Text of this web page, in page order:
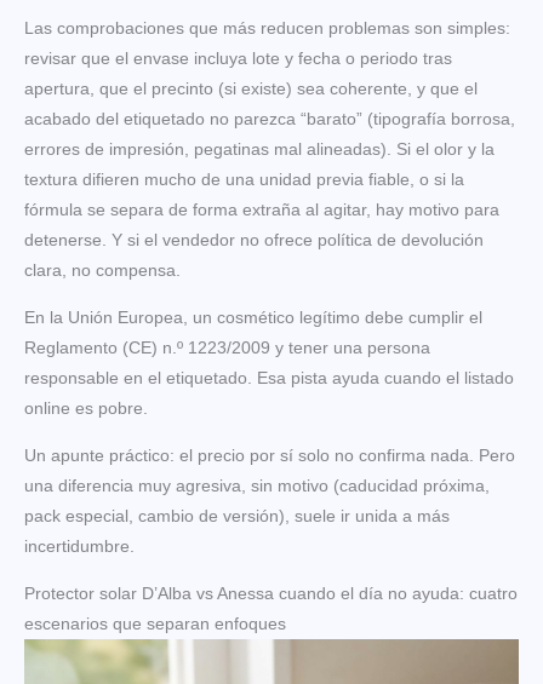
Las comprobaciones que más reducen problemas son simples:
revisar que el envase incluya lote y fecha o periodo tras
apertura, que el precinto (si existe) sea coherente, y que el
acabado del etiquetado no parezca “barato” (tipografía borrosa,
errores de impresión, pegatinas mal alineadas). Si el olor y la
textura difieren mucho de una unidad previa fiable, o si la
fórmula se separa de forma extraña al agitar, hay motivo para
detenerse. Y si el vendedor no ofrece política de devolución
clara, no compensa.
En la Unión Europea, un cosmético legítimo debe cumplir el
Reglamento (CE) n.º 1223/2009 y tener una persona
responsable en el etiquetado. Esa pista ayuda cuando el listado
online es pobre.
Un apunte práctico: el precio por sí solo no confirma nada. Pero
una diferencia muy agresiva, sin motivo (caducidad próxima,
pack especial, cambio de versión), suele ir unida a más
incertidumbre.
Protector solar D’Alba vs Anessa cuando el día no ayuda: cuatro
escenarios que separan enfoques